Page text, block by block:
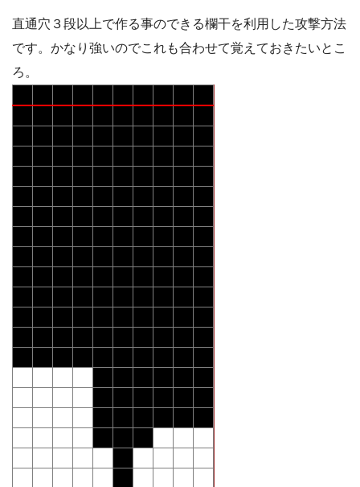
直通穴３段以上で作る事のできる欄干を利用した攻撃方法
です。かなり強いのでこれも合わせて覚えておきたいとこ
ろ。